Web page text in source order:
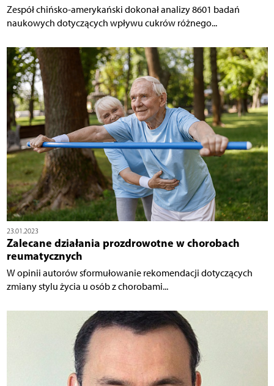
Zespół chińsko-amerykański dokonał analizy 8601 badań
naukowych dotyczących wpływu cukrów różnego...
23.01.2023
Zalecane działania prozdrowotne w chorobach
reumatycznych
W opinii autorów sformułowanie rekomendacji dotyczących
zmiany stylu życia u osób z chorobami...